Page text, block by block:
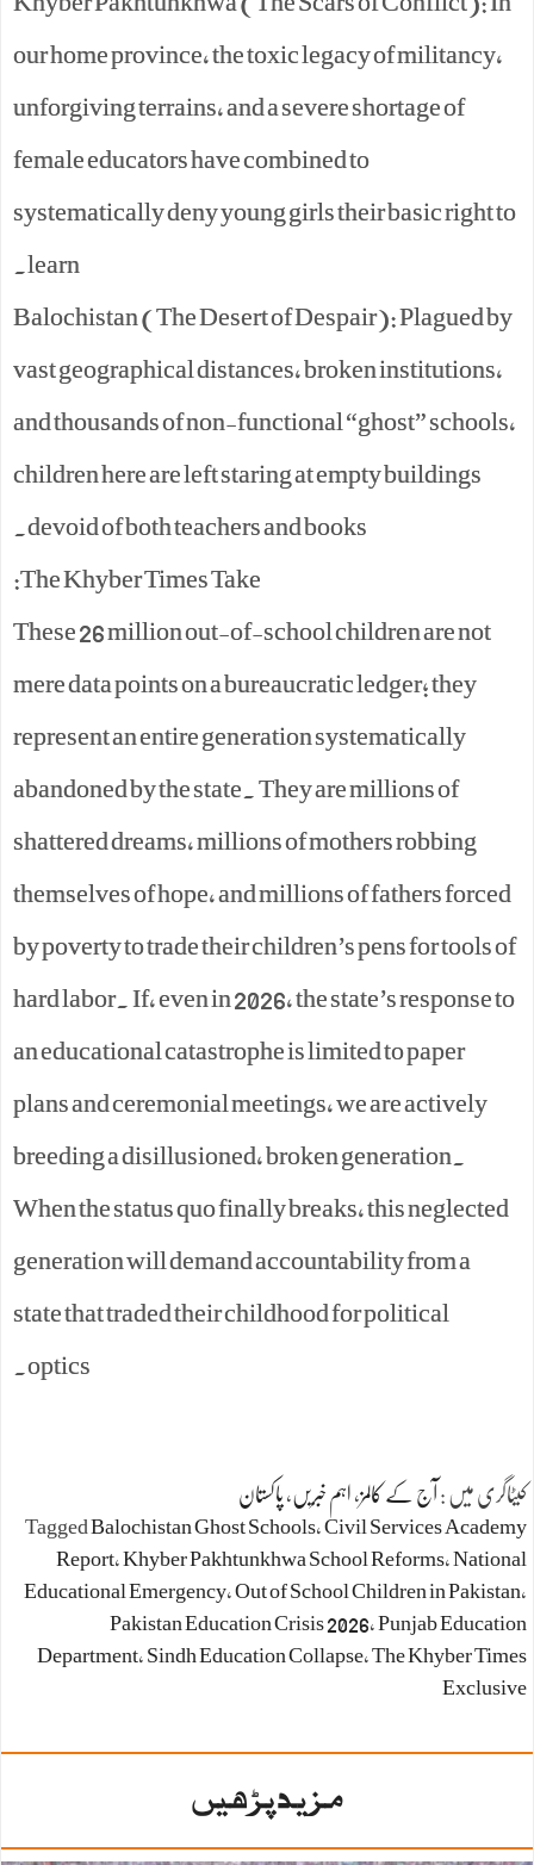
our home province, the toxic legacy of militancy,
unforgiving terrains, and a severe shortage of
female educators have combined to
systematically deny young girls their basic right to
learn.
Balochistan (The Desert of Despair): Plagued by
vast geographical distances, broken institutions,
and thousands of non-functional “ghost” schools,
children here are left staring at empty buildings
devoid of both teachers and books.
The Khyber Times Take:
These 26 million out-of-school children are not
mere data points on a bureaucratic ledger; they
represent an entire generation systematically
abandoned by the state. They are millions of
shattered dreams, millions of mothers robbing
themselves of hope, and millions of fathers forced
by poverty to trade their children’s pens for tools of
hard labor. If, even in 2026, the state’s response to
an educational catastrophe is limited to paper
plans and ceremonial meetings, we are actively
breeding a disillusioned, broken generation.
When the status quo finally breaks, this neglected
generation will demand accountability from a
state that traded their childhood for political
optics.
کیٹاگری میں : آج کے کالمز، اہم خبریں، پاکستان
Tagged Balochistan Ghost Schools،Civil Services Academy
Report،Khyber Pakhtunkhwa School Reforms،National
Educational Emergency،Out of School Children in Pakistan،
Pakistan Education Crisis 2026،Punjab Education
Department، Sindh Education Collapse،The Khyber Times
Exclusive
مزید پڑھیں